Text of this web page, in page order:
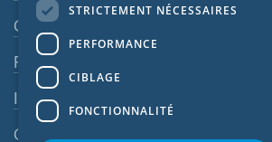
Contact
Règles de confidentialité
Impressum
CGV
LATVIAN
STRICTEMENT NÉCESSAIRES
PERFORMANCE
CIBLAGE
FONCTIONNALITÉ